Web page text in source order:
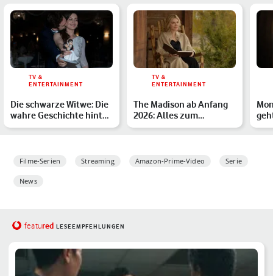
TV &
ENTERTAINMENT
Die schwarze Witwe: Die
wahre Geschichte hinter
dem Netflix-Thril…
TV &
ENTERTAINMENT
The Madison ab Anfang
2026: Alles zum
Yellowstone-Spin-off mit
Filme-Serien Streaming Amazon-Prime-Video Serie
News
featured LESEEMPFEHLUNGEN